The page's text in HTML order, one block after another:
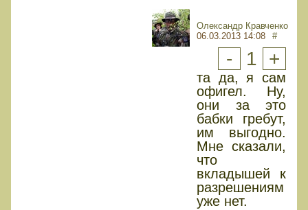
Олександр Кравченко
06.03.2013 14:08
#
- 1 +
та да, я сам
офигел. Ну,
они за это
бабки гребут,
им выгодно.
Мне сказали,
что
вкладышей к
разрешениям
уже нет.